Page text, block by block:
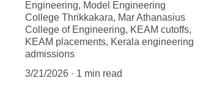
Engineering, Model Engineering
College Thrikkakara, Mar Athanasius
College of Engineering, KEAM cutoffs,
KEAM placements, Kerala engineering
admissions
3/21/2026
1 min read